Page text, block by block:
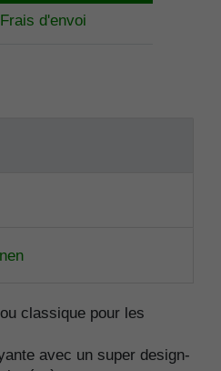
Frais d'envoi
classique pour les
avec un super design-